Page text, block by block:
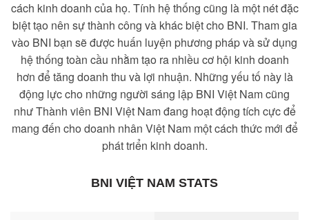
cách kinh doanh của họ. Tính hệ thống cũng là một nét đặc
biệt tạo nên sự thành công và khác biệt cho BNI. Tham gia
vào BNI bạn sẽ được huấn luyện phương pháp và sử dụng
hệ thống toàn cầu nhằm tạo ra nhiều cơ hội kinh doanh
hơn để tăng doanh thu và lợi nhuận. Những yếu tố này là
động lực cho những người sáng lập BNI Việt Nam cũng
như Thành viên BNI Việt Nam đang hoạt động tích cực để
mang đến cho doanh nhân Việt Nam một cách thức mới để
phát triển kinh doanh.
BNI VIỆT NAM STATS